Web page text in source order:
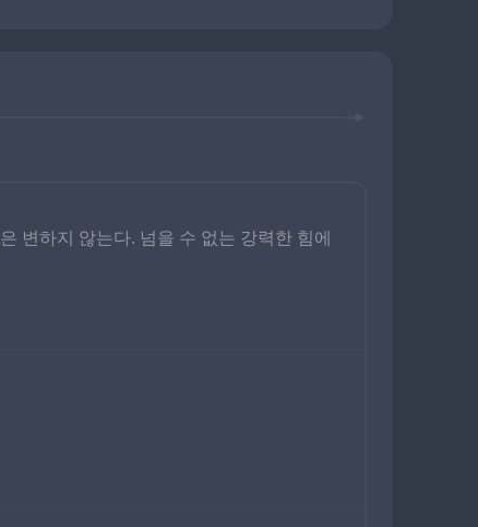
변하지 않는다. 넘을 수 없는 강력한 힘에